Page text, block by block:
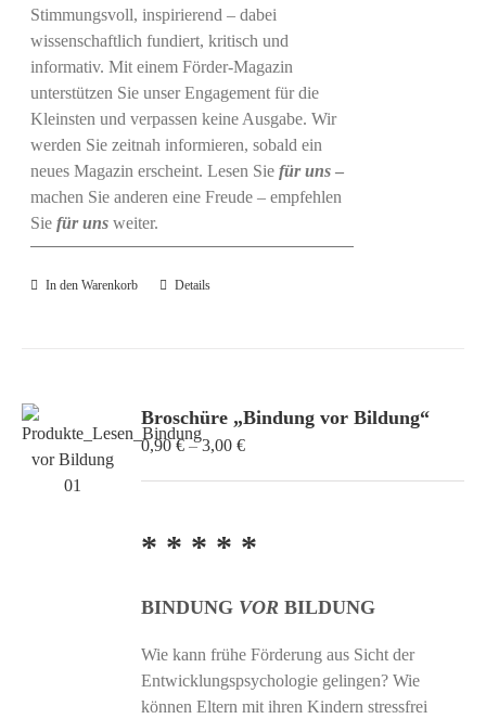
Stimmungsvoll, inspirierend – dabei
wissenschaftlich fundiert, kritisch und
informativ. Mit einem Förder-Magazin
unterstützen Sie unser Engagement für die
Kleinsten und verpassen keine Ausgabe. Wir
werden Sie zeitnah informieren, sobald ein
neues Magazin erscheint. Lesen Siefür uns–
machen Sie anderen eine Freude – empfehlen
Siefür uns weiter.
In den Warenkorb Details
Broschüre „Bindung vor Bildung“
0,90€ –3,00€Preisspanne:
* * * * *
BINDUNG VOR BILDUNG
Wie kann frühe Förderung aus Sicht der
Entwicklungspsychologie gelingen? Wie
können Eltern mit ihren Kindern stressfrei